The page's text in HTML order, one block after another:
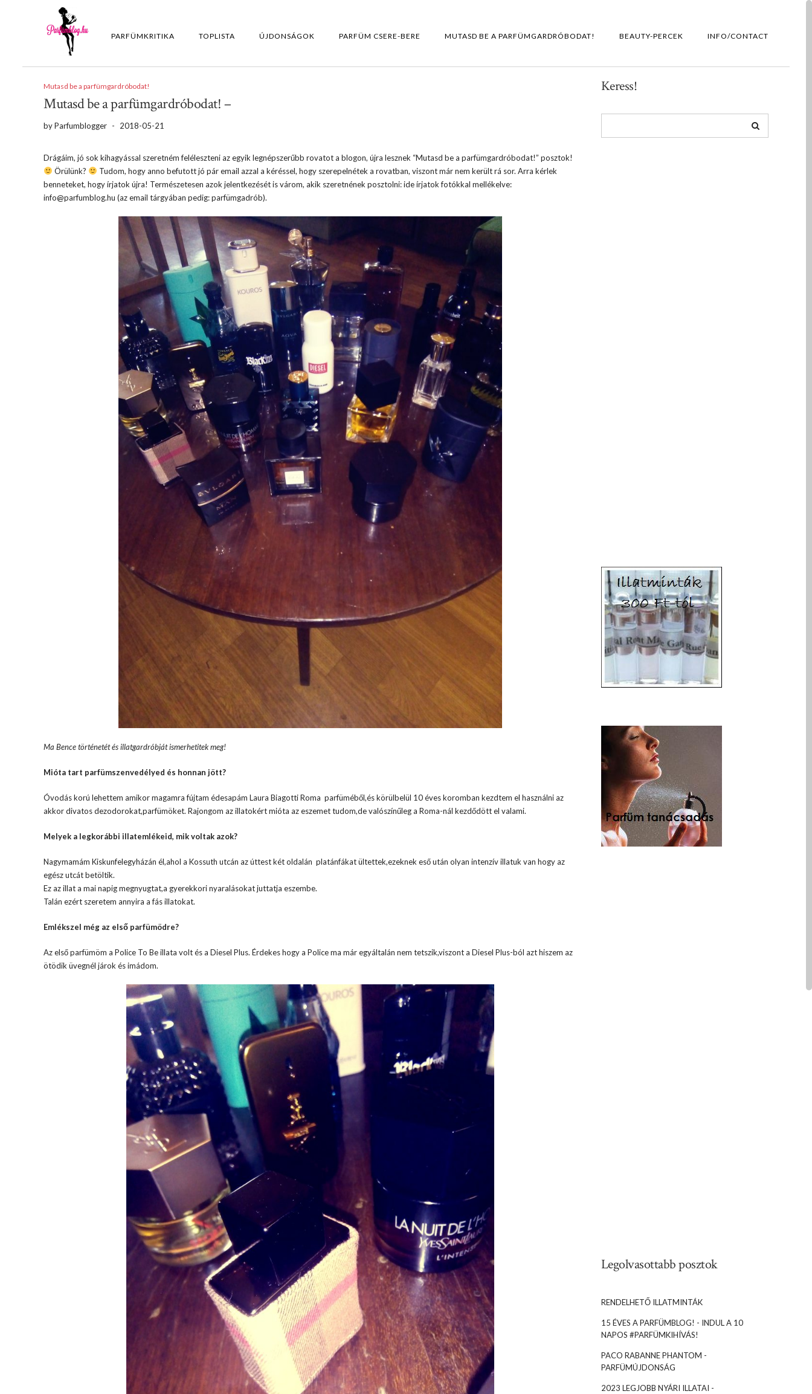
PARFÜMKRITIKA TOPLISTA ÚJDONSÁGOK PARFÜM CSERE-BERE MUTASD BE A PARFÜMGARDRÓBODAT! BEAUTY-PERCEK INFO/CONTACT
Mutasd be a parfümgardróbodat!
Mutasd be a parfümgardróbodat! –
byParfumblogger - 2018-05-21
Drágáim, jó sok kihagyással szeretném feléleszteni az egyik legnépszerűbb rovatot a blogon, újra lesznek “Mutasd be a parfümgardróbodat!” posztok!
Örülünk?
Tudom, hogy anno befutott jó pár email azzal a kéréssel, hogy szerepelnétek a rovatban, viszont már nem került rá sor. Arra kérlek
benneteket, hogy írjatok újra! Természetesen azok jelentkezését is várom, akik szeretnének posztolni: ide írjatok fotókkal mellékelve:
info@parfumblog.hu (az email tárgyában pedig: parfümgadrób).
Ma Bence történetét és illatgardróbját ismerhetitek meg!
Mióta tart parfümszenvedélyed és honnan jött?
Óvodás korú lehettem amikor magamra fújtam édesapám Laura Biagotti Roma parfüméből,és körülbelül 10 éves koromban kezdtem el használni az
akkor divatos dezodorokat,parfümöket. Rajongom az illatokért mióta az eszemet tudom,de valószínűleg a Roma-nál kezdődött el valami.
Melyek a legkorábbi illatemlékeid, mik voltak azok?
Nagymamám Kiskunfelegyházán él,ahol a Kossuth utcán az úttest két oldalán platánfákat ültettek,ezeknek eső után olyan intenzív illatuk van hogy az
egész utcát betöltik.
Ez az illat a mai napig megnyugtat,a gyerekkori nyaralásokat juttatja eszembe.
Talán ezért szeretem annyira a fás illatokat.
Emlékszel még az első parfümödre?
Az első parfümöm a Police To Be illata volt és a Diesel Plus. Érdekes hogy a Police ma már egyáltalán nem tetszik,viszont a Diesel Plus-ból azt hiszem az
ötödik üvegnél járok és imádom.
Keress!
Legolvasottabb posztok
RENDELHETŐ ILLATMINTÁK
15 ÉVES A PARFÜMBLOG! - INDUL A 10
NAPOS #PARFÜMKIHÍVÁS!
PACO RABANNE PHANTOM -
PARFÜMÚJDONSÁG
2023 LEGJOBB NYÁRI ILLATAI -